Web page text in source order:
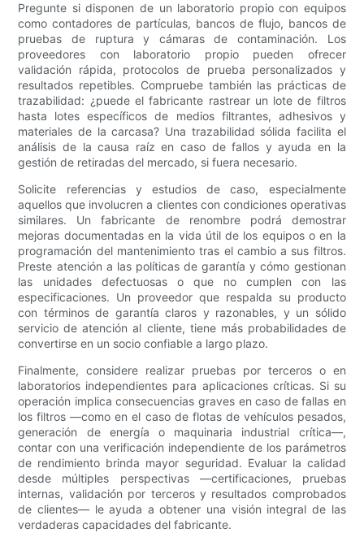
Pregunte si disponen de un laboratorio propio con equipos
como contadores de partículas, bancos de flujo, bancos de
pruebas de ruptura y cámaras de contaminación. Los
proveedores con laboratorio propio pueden ofrecer
validación rápida, protocolos de prueba personalizados y
resultados repetibles. Compruebe también las prácticas de
trazabilidad: ¿puede el fabricante rastrear un lote de filtros
hasta lotes específicos de medios filtrantes, adhesivos y
materiales de la carcasa? Una trazabilidad sólida facilita el
análisis de la causa raíz en caso de fallos y ayuda en la
gestión de retiradas del mercado, si fuera necesario.
Solicite referencias y estudios de caso, especialmente
aquellos que involucren a clientes con condiciones operativas
similares. Un fabricante de renombre podrá demostrar
mejoras documentadas en la vida útil de los equipos o en la
programación del mantenimiento tras el cambio a sus filtros.
Preste atención a las políticas de garantía y cómo gestionan
las unidades defectuosas o que no cumplen con las
especificaciones. Un proveedor que respalda su producto
con términos de garantía claros y razonables, y un sólido
servicio de atención al cliente, tiene más probabilidades de
convertirse en un socio confiable a largo plazo.
Finalmente, considere realizar pruebas por terceros o en
laboratorios independientes para aplicaciones críticas. Si su
operación implica consecuencias graves en caso de fallas en
los filtros —como en el caso de flotas de vehículos pesados,
generación de energía o maquinaria industrial crítica—,
contar con una verificación independiente de los parámetros
de rendimiento brinda mayor seguridad. Evaluar la calidad
desde múltiples perspectivas —certificaciones, pruebas
internas, validación por terceros y resultados comprobados
de clientes— le ayuda a obtener una visión integral de las
verdaderas capacidades del fabricante.